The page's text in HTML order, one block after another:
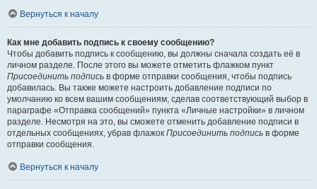
Вернуться к началу
Как мне добавить подпись к своему сообщению?
Чтобы добавить подпись к сообщению, вы должны сначала создать её в
личном разделе. После этого вы можете отметить флажком пункт
Присоединить подпись в форме отправки сообщения, чтобы подпись
добавилась. Вы также можете настроить добавление подписи по
умолчанию ко всем вашим сообщениям, сделав соответствующий выбор в
параграфе «Отправка сообщений» пункта «Личные настройки» в личном
разделе. Несмотря на это, вы сможете отменить добавление подписи в
отдельных сообщениях, убрав флажок Присоединить подпись в форме
отправки сообщения.
Вернуться к началу